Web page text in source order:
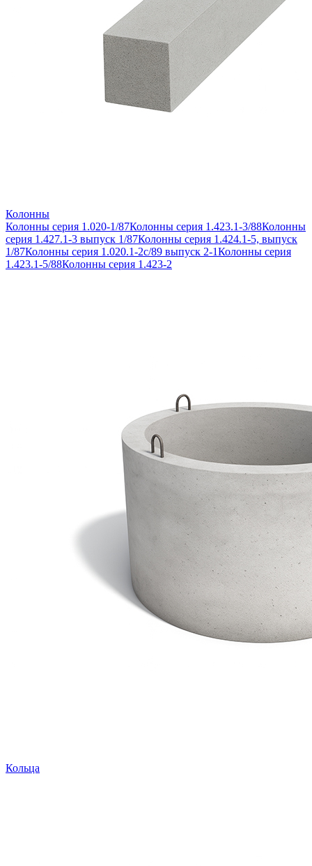
Колонны
Колонны серия 1.020-1/87Колонны серия 1.423.1-3/88Колонны
серия 1.427.1-3 выпуск 1/87Колонны серия 1.424.1-5, выпуск
1/87Колонны серия 1.020.1-2с/89 выпуск 2-1Колонны серия
1.423.1-5/88Колонны серия 1.423-2
Кольца